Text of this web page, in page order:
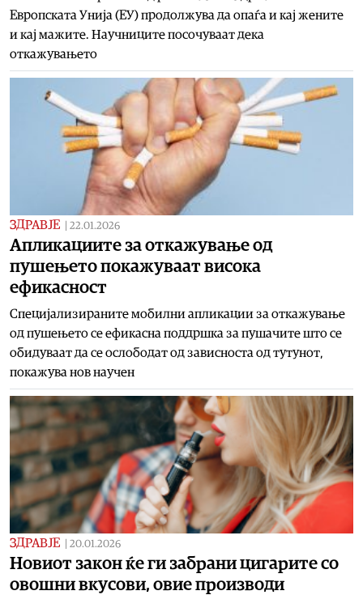
Европската Унија (ЕУ) продолжува да опаѓа и кај жените
и кај мажите. Научниците посочуваат дека
откажувањето
ЗДРАВЈЕ 22.01.2026
Апликациите за откажување од
пушењето покажуваат висока
ефикасност
Специјализираните мобилни апликации за откажување
од пушењето се ефикасна поддршка за пушачите што се
обидуваат да се ослободат од зависноста од тутунот,
покажува нов научен
ЗДРАВЈЕ 20.01.2026
Новиот закон ќе ги забрани цигарите со
овошни вкусови, овие производи